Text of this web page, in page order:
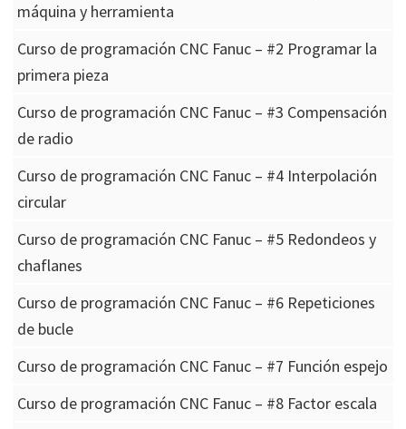
máquina y herramienta
Curso de programación CNC Fanuc – #2 Programar la
primera pieza
Curso de programación CNC Fanuc – #3 Compensación
de radio
Curso de programación CNC Fanuc – #4 Interpolación
circular
Curso de programación CNC Fanuc – #5 Redondeos y
chaflanes
Curso de programación CNC Fanuc – #6 Repeticiones
de bucle
Curso de programación CNC Fanuc – #7 Función espejo
Curso de programación CNC Fanuc – #8 Factor escala